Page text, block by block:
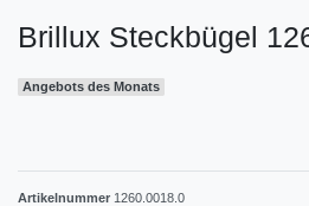
Brillux Steckbügel
Angebots des Monats
Artikelnummer 1260.0018.0